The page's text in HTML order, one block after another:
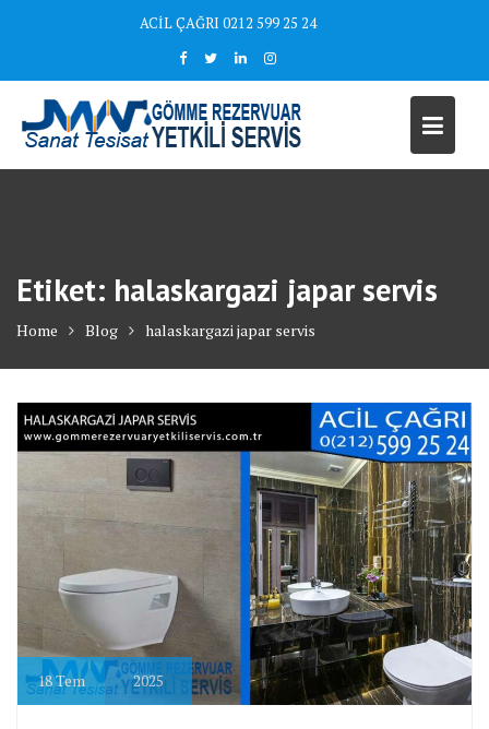
ACİL ÇAĞRI 0212 599 25 24
Etiket: halaskargazi japar servis
Home Blog halaskargazi japar servis
18Tem 2025